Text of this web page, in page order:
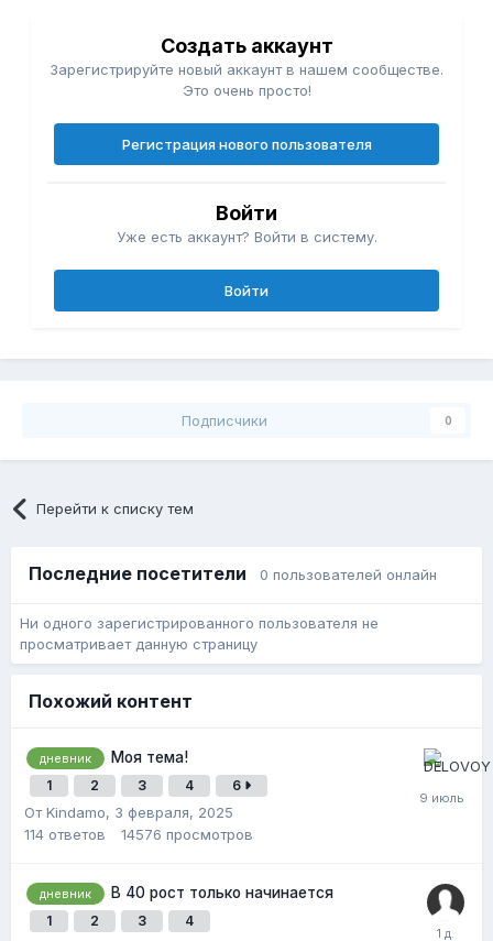
Создать аккаунт
Зарегистрируйте новый аккаунт в нашем сообществе.
Это очень просто!
Регистрация нового пользователя
Войти
Уже есть аккаунт? Войти в систему.
Войти
Подписчики 0
Перейти к списку тем
Последние посетители 0 пользователей онлайн
Ни одного зарегистрированного пользователя не
просматривает данную страницу
Похожий контент
дневник Моя тема!
1 2 3 4 6
От Kindamo, 3 февраля, 2025
114 ответов 14576 просмотров
дневник В 40 рост только начинается
1 2 3 4